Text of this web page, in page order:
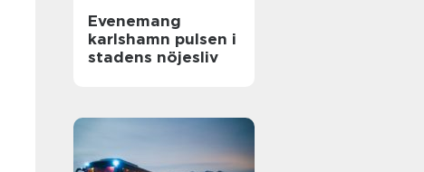
Evenemang
karlshamn pulsen i
stadens nöjesliv